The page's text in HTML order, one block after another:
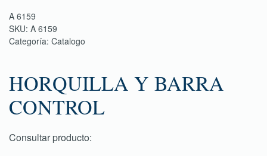
A 6159
SKU: A 6159
Categoría: Catalogo
HORQUILLA Y BARRA
CONTROL
Consultar producto: